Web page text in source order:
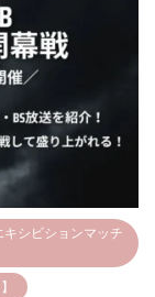
シビションマッチ